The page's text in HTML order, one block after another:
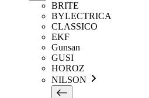
BRITE
BYLECTRICA
CLASSICO
EKF
Gunsan
GUSI
HOROZ
NILSON